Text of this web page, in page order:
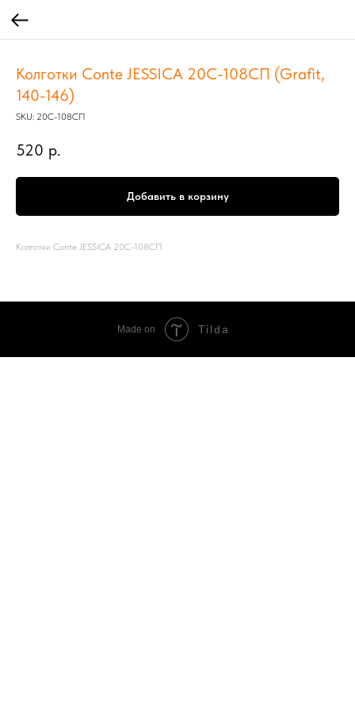
Колготки Conte JESSICA 20С-108СП (Grafit,
140-146)
SKU: 20С-108СП
520 р.
Добавить в корзину
Колготки Conte JESSICA 20С-108СП
Made on Tilda